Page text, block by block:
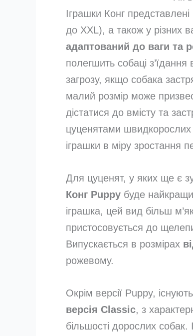
Іграшки Конг
до XXL), а також у різних
адаптований до ваги та
полегшить собаці
загрозу, якщо собака
малий розмір може
дістатися до вмісту та
цуценятами швидкорослих
іграшки в міру зростання
Для цуценят, у яких ще є
Конг Puppy буде
іграшка, цей вид більш
пристосовується до
Випускається в розмірах
рожевому.
Окрім версії Puppy,
версія Classic, з
більшості дорослих собак.